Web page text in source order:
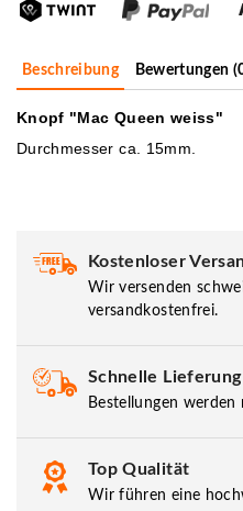
Beschreibung Bewertungen
Knopf "Mac Queen weiss"
Durchmesser ca. 15mm.
Kostenloser
Wir versenden
versandkostenfrei.
Schnelle Lieferung
Bestellungen werden
Top Qualität
Wir führen eine